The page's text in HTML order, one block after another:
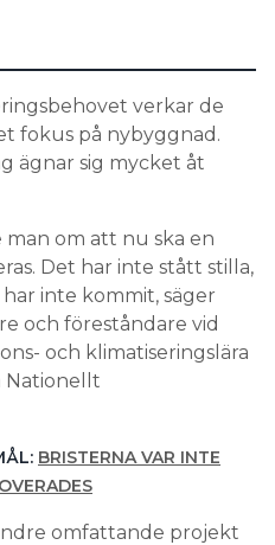
verkar de
fokus på nybyggnad.
ägnar sig mycket åt
man om att nu ska en
Det har inte stått stilla,
inte kommit, säger
och föreståndare vid
och klimatiseringslära
Nationellt
BRISTERNA VAR INTE
omfattande projekt